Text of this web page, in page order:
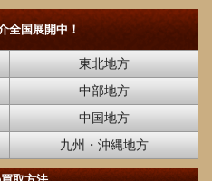
全国展開中！
東北地方
中部地方
中国地方
九州・沖縄地方